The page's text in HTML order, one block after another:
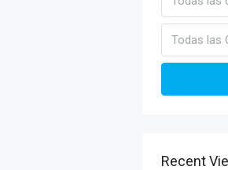
Todas las
Recent